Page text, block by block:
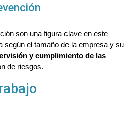
son una figura clave en este
según el tamaño de la empresa y su
y cumplimiento de las
de riesgos.